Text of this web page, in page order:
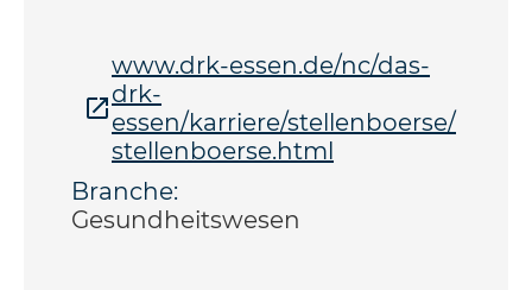
www.drk-essen.de/nc/das-
drk-
essen/karriere/stellenboerse/
stellenboerse.html
Branche:
Gesundheitswesen